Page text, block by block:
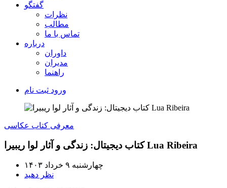
گفتگو
نظرات
مطالب
تماس با ما
درباره
داوران
مدیران
راهنما
ورود ثبت نام
معرفی کتاب عکاسی
کتاب دیجیتال: زندگی و آثار لوا ریبیرا Lua Ribeira
چهارشنبه ۹ خرداد ۱۴۰۳
نظر دهید